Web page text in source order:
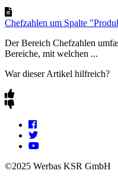
Chefzahlen um Spalte
Der Bereich Chefzahlen
Bereiche, mit welchen ...
War dieser Artikel hilfreich?
©2025 Werbas KSR GmbH